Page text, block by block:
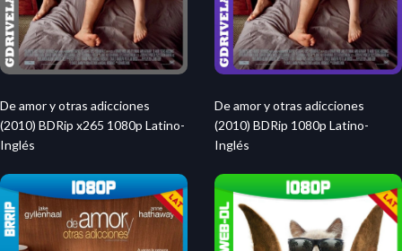
De amor y otras adicciones
(2010) BDRip x265 1080p Latino-
Inglés
De amor y otras adicciones
(2010) BDRip 1080p Latino-
Inglés